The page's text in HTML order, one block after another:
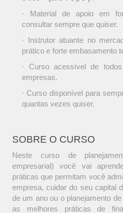
· Material de apoio em
consultar sempre que quiser.
· Instrutor atuante no
prático e forte embasamento
· Curso acessível de
empresas.
· Curso disponível para
quantas vezes quiser.
SOBRE O CURSO
Neste curso de
empresarial) você vai
práticas que permitam você
empresa, cuidar do seu capital
de um ano ou o planejamento
as melhores práticas de